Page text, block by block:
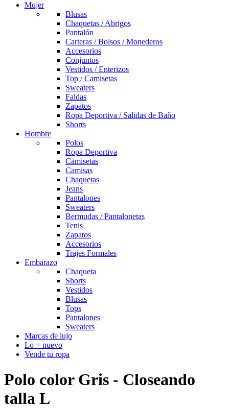
Mujer
Blusas
Chaquetas / Abrigos
Pantalón
Carteras / Bolsos / Monederos
Accesorios
Conjuntos
Vestidos / Enterizos
Top / Camisetas
Sweaters
Faldas
Zapatos
Ropa Deportiva / Salidas de Baño
Shorts
Hombre
Polos
Ropa Deportiva
Camisetas
Camisas
Chaquetas
Jeans
Pantalones
Sweaters
Bermudas / Pantalonetas
Tenis
Zapatos
Accesorios
Trajes Formales
Embarazo
Chaqueta
Shorts
Vestidos
Blusas
Tops
Pantalones
Sweaters
Marcas de lujo
Lo + nuevo
Vende tu ropa
Polo color Gris - Closeando
talla L